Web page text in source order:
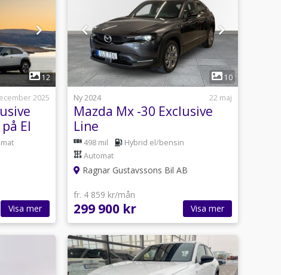
12
2025
El
Visa mer
1
10
Ny 2024
22 maj
Mazda Mx -30 Exclusive
Line
498 mil
Hybrid el/bensin
Automat
Ragnar Gustavssons Bil AB
fr. 4 859 kr/mån
299 900 kr Visa mer